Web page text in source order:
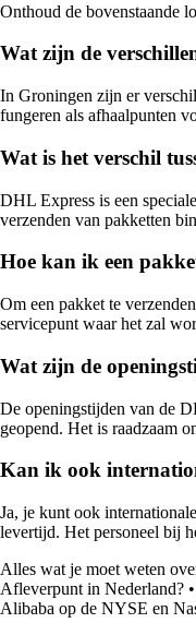
Onthoud de bovenstaande
Wat zijn de
In Groningen zijn er
fungeren als afhaalpunten
Wat is het verschil
DHL Express is een
verzenden van pakketten
Hoe kan ik een
Om een pakket te
servicepunt waar het zal
Wat zijn de
De openingstijden van de
geopend. Het is raadzaam
Kan ik ook
Ja, je kunt ook
levertijd. Het personeel bij
Alles wat je moet weten
Afleverpunt in Nederland? •
Alibaba op de NYSE en